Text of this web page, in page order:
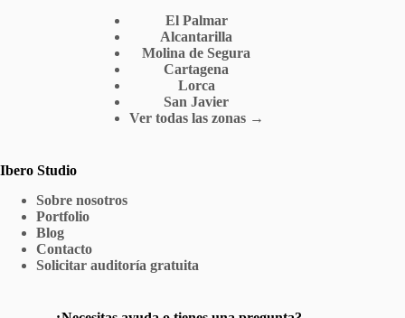
El Palmar
Alcantarilla
Molina de Segura
Cartagena
Lorca
San Javier
Ver todas las zonas →
Ibero Studio
Sobre nosotros
Portfolio
Blog
Contacto
Solicitar auditoría gratuita